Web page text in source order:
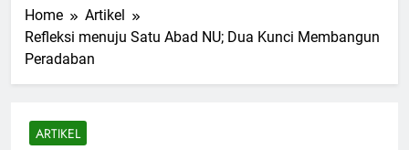
Home
Artikel
Refleksi menuju Satu Abad NU; Dua Kunci Membangun
Peradaban
ARTIKEL